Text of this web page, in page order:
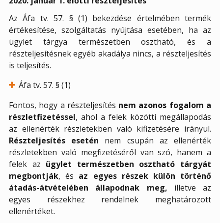
Az Áfa tv. 57. § (1) bekezdése értelmében termék
értékesítése, szolgáltatás nyújtása esetében, ha az
ügylet tárgya természetben osztható, és a
részteljesítésnek egyéb akadálya nincs, a részteljesítés
is teljesítés.
Áfa tv. 57. § (1)
Fontos, hogy a részteljesítés nem azonos fogalom a
részletfizetéssel, ahol a felek közötti megállapodás
az ellenérték részletekben való kifizetésére irányul.
Részteljesítés esetén nem csupán az ellenérték
részletekben való megfizetéséről van szó, hanem a
felek az ügylet természetben osztható tárgyát
megbontják, és az egyes részek külön történő
átadás-átvételében állapodnak meg, illetve az
egyes részekhez rendelnek meghatározott
ellenértéket.